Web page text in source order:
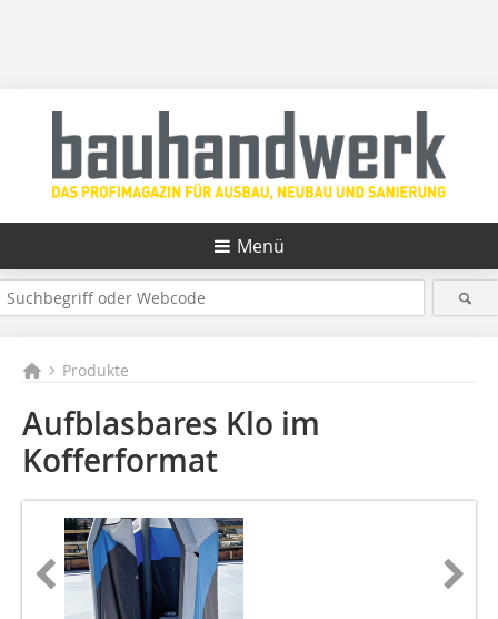
Menü
Produkte
Aufblasbares Klo im
Kofferformat